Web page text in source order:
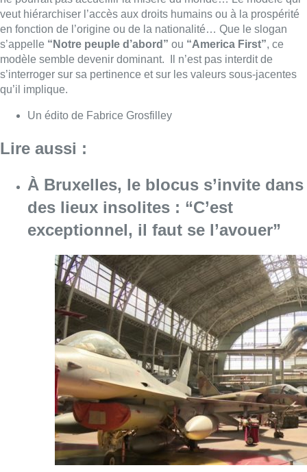
À Bruxelles, le blocus s’invite dans
des lieux insolites : “C’est
exceptionnel, il faut se l’avouer”
06 août 2026 Consulter l'article "À Bruxelles, le blocus
Saint-Géry : un ancien bras de la
Senne et une ancienne brasserie
classés au patrimoine bruxellois